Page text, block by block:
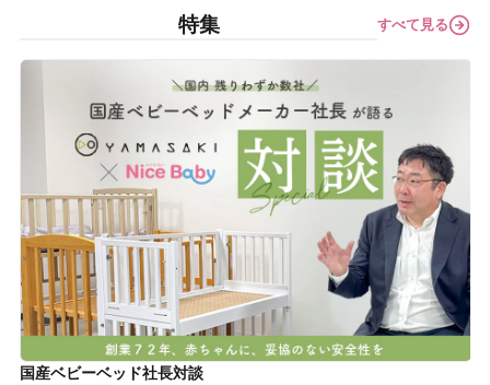
特集 すべて見る
国産ベビーベッド社長対談